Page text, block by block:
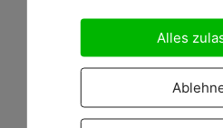
Alles